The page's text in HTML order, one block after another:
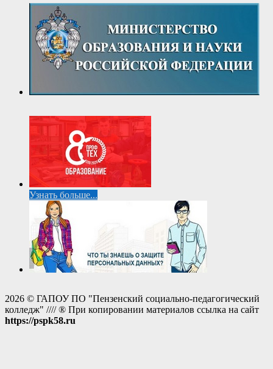
Узнать больше...
2026 © ГАПОУ ПО "Пензенский социально-педагогический
колледж" //// ® При копировании материалов ссылка на сайт
https://pspk58.ru